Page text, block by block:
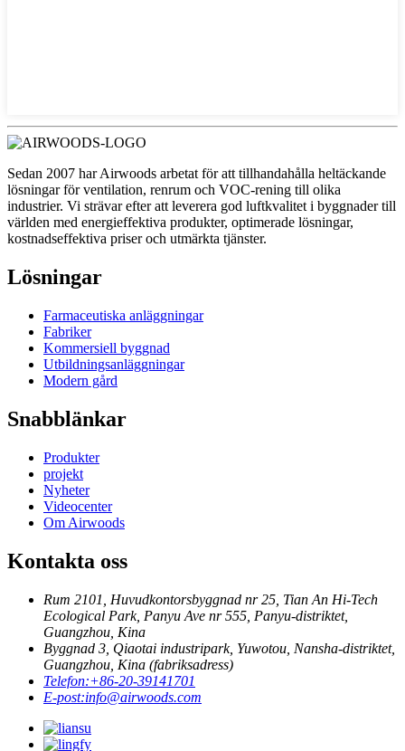
Sedan 2007 har Airwoods arbetat för att tillhandahålla heltäckande
lösningar för ventilation, renrum och VOC-rening till olika
industrier. Vi strävar efter att leverera god luftkvalitet i byggnader till
världen med energieffektiva produkter, optimerade lösningar,
kostnadseffektiva priser och utmärkta tjänster.
Lösningar
Farmaceutiska anläggningar
Fabriker
Kommersiell byggnad
Utbildningsanläggningar
Modern gård
Snabblänkar
Produkter
projekt
Nyheter
Videocenter
Om Airwoods
Kontakta oss
Rum 2101, Huvudkontorsbyggnad nr 25, Tian An Hi-Tech
Ecological Park, Panyu Ave nr 555, Panyu-distriktet,
Guangzhou, Kina
Byggnad 3, Qiaotai industripark, Yuwotou, Nansha-distriktet,
Guangzhou, Kina (fabriksadress)
Telefon:+86-20-39141701
E-post:info@airwoods.com